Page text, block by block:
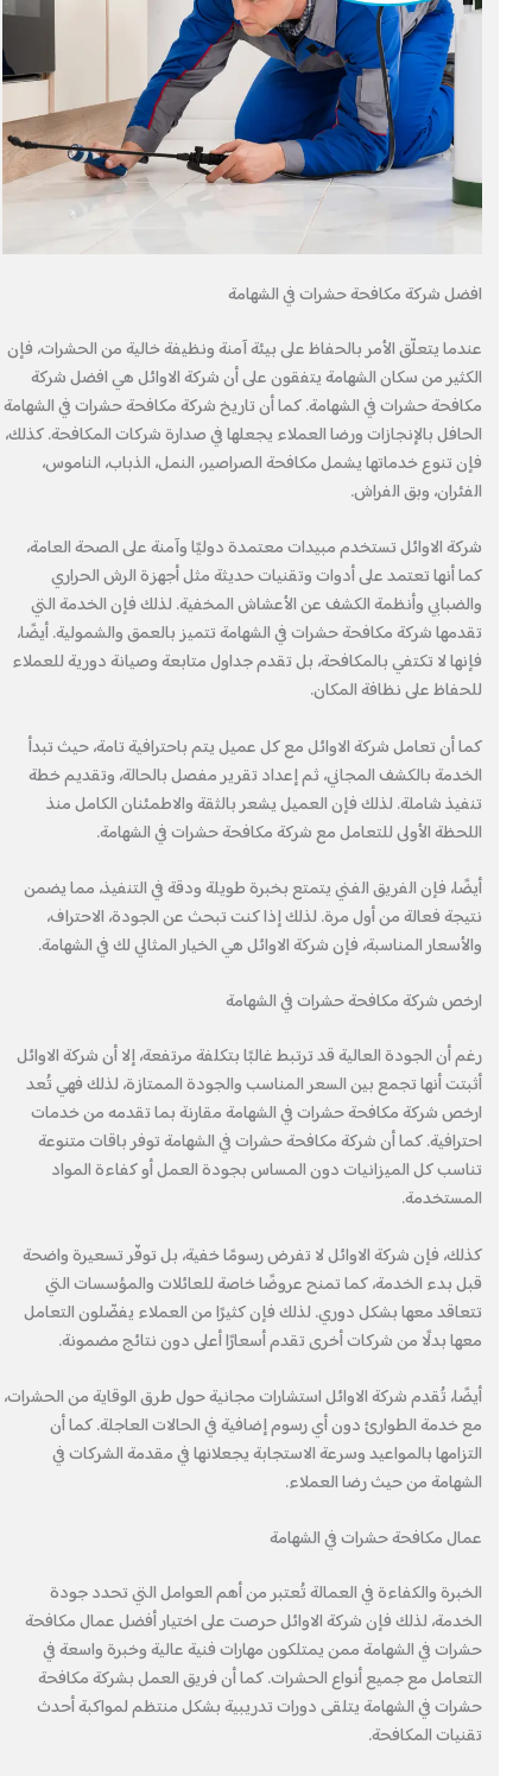
افضل شركة مكافحة حشرات في الشهامة
عندما يتعلّق الأمر بالحفاظ على بيئة آمنة ونظيفة خالية من الحشرات، فإن
الكثير من سكان الشهامة يتفقون على أن شركة الاوائل هي افضل شركة
مكافحة حشرات في الشهامة. كما أن تاريخ شركة مكافحة حشرات في الشهامة
الحافل بالإنجازات ورضا العملاء يجعلها في صدارة شركات المكافحة. كذلك،
فإن تنوع خدماتها يشمل مكافحة الصراصير، النمل، الذباب، الناموس،
الفئران، وبق الفراش.
شركة الاوائل تستخدم مبيدات معتمدة دوليًا وآمنة على الصحة العامة،
كما أنها تعتمد على أدوات وتقنيات حديثة مثل أجهزة الرش الحراري
والضبابي وأنظمة الكشف عن الأعشاش المخفية. لذلك فإن الخدمة التي
تقدمها شركة مكافحة حشرات في الشهامة تتميز بالعمق والشمولية. أيضًا،
فإنها لا تكتفي بالمكافحة، بل تقدم جداول متابعة وصيانة دورية للعملاء
للحفاظ على نظافة المكان.
كما أن تعامل شركة الاوائل مع كل عميل يتم باحترافية تامة، حيث تبدأ
الخدمة بالكشف المجاني، ثم إعداد تقرير مفصل بالحالة، وتقديم خطة
تنفيذ شاملة. لذلك فإن العميل يشعر بالثقة والاطمئنان الكامل منذ
اللحظة الأولى للتعامل مع شركة مكافحة حشرات في الشهامة.
أيضًا، فإن الفريق الفني يتمتع بخبرة طويلة ودقة في التنفيذ، مما يضمن
نتيجة فعالة من أول مرة. لذلك إذا كنت تبحث عن الجودة، الاحتراف،
والأسعار المناسبة، فإن شركة الاوائل هي الخيار المثالي لك في الشهامة.
ارخص شركة مكافحة حشرات في الشهامة
رغم أن الجودة العالية قد ترتبط غالبًا بتكلفة مرتفعة، إلا أن شركة الاوائل
أثبتت أنها تجمع بين السعر المناسب والجودة الممتازة، لذلك فهي تُعد
ارخص شركة مكافحة حشرات في الشهامة مقارنة بما تقدمه من خدمات
احترافية. كما أن شركة مكافحة حشرات في الشهامة توفر باقات متنوعة
تناسب كل الميزانيات دون المساس بجودة العمل أو كفاءة المواد
المستخدمة.
كذلك، فإن شركة الاوائل لا تفرض رسومًا خفية، بل توفّر تسعيرة واضحة
قبل بدء الخدمة، كما تمنح عروضًا خاصة للعائلات والمؤسسات التي
تتعاقد معها بشكل دوري. لذلك فإن كثيرًا من العملاء يفضّلون التعامل
معها بدلًا من شركات أخرى تقدم أسعارًا أعلى دون نتائج مضمونة.
أيضًا، تُقدم شركة الاوائل استشارات مجانية حول طرق الوقاية من الحشرات،
مع خدمة الطوارئ دون أي رسوم إضافية في الحالات العاجلة. كما أن
التزامها بالمواعيد وسرعة الاستجابة يجعلانها في مقدمة الشركات في
الشهامة من حيث رضا العملاء.
عمال مكافحة حشرات في الشهامة
الخبرة والكفاءة في العمالة تُعتبر من أهم العوامل التي تحدد جودة
الخدمة، لذلك فإن شركة الاوائل حرصت على اختيار أفضل عمال مكافحة
حشرات في الشهامة ممن يمتلكون مهارات فنية عالية وخبرة واسعة في
التعامل مع جميع أنواع الحشرات. كما أن فريق العمل بشركة مكافحة
حشرات في الشهامة يتلقى دورات تدريبية بشكل منتظم لمواكبة أحدث
تقنيات المكافحة.